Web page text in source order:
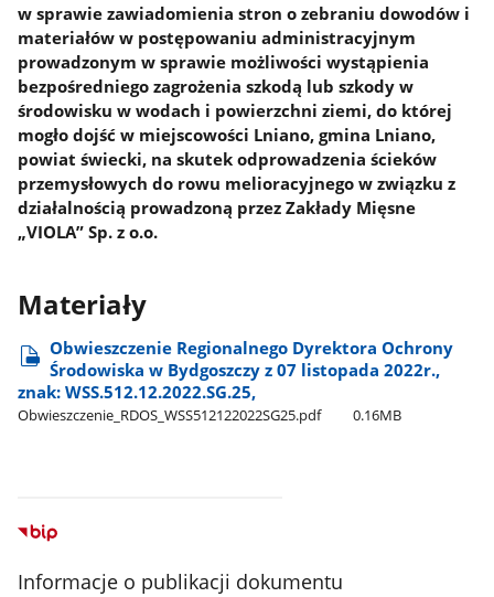
w sprawie zawiadomienia stron o zebraniu dowodów i
materiałów w postępowaniu administracyjnym
prowadzonym w sprawie możliwości wystąpienia
bezpośredniego zagrożenia szkodą lub szkody w
środowisku w wodach i powierzchni ziemi, do której
mogło dojść w miejscowości Lniano, gmina Lniano,
powiat świecki, na skutek odprowadzenia ścieków
przemysłowych do rowu melioracyjnego w związku z
działalnością prowadzoną przez Zakłady Mięsne
„VIOLA” Sp. z o.o.
Materiały
Obwieszczenie Regionalnego Dyrektora Ochrony
Środowiska w Bydgoszczy z 07 listopada 2022r.,
znak: WSS.512.12.2022.SG.25,
Obwieszczenie​_RDOS​_WSS512122022SG25.pdf 0.16MB
Informacje o publikacji dokumentu